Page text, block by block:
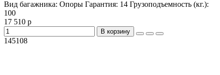
Вид багажника: Опоры Гарантия: 14 Грузоподъемность (кг.):
100
17 510 р
В корзину
145108